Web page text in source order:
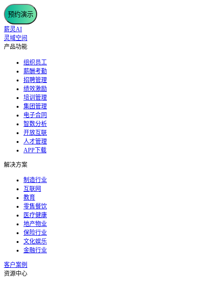
预约演示
薪灵AI
灵域空间
产品功能
组织员工
薪酬考勤
招聘管理
绩效激励
培训管理
集团管理
电子合同
智数分析
开放互联
人才管理
APP下载
解决方案
制造行业
互联网
教育
零售餐饮
医疗健康
地产物业
保险行业
文化娱乐
金融行业
客户案例
资源中心